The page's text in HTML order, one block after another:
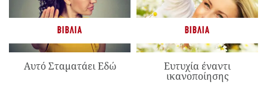
ΒΙΒΛΊΑ
Αυτό Σταματάει Εδώ
ΒΙΒΛΊΑ
Ευτυχία έναντι
ικανοποίησης